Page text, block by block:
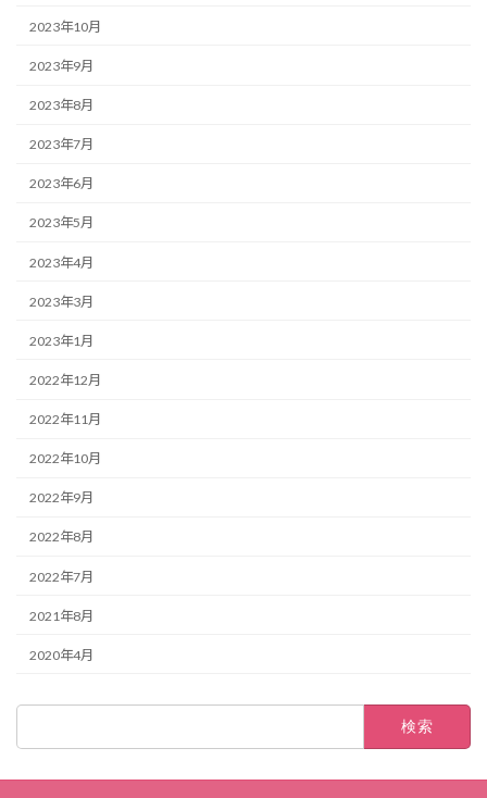
2023年10月
2023年9月
2023年8月
2023年7月
2023年6月
2023年5月
2023年4月
2023年3月
2023年1月
2022年12月
2022年11月
2022年10月
2022年9月
2022年8月
2022年7月
2021年8月
2020年4月